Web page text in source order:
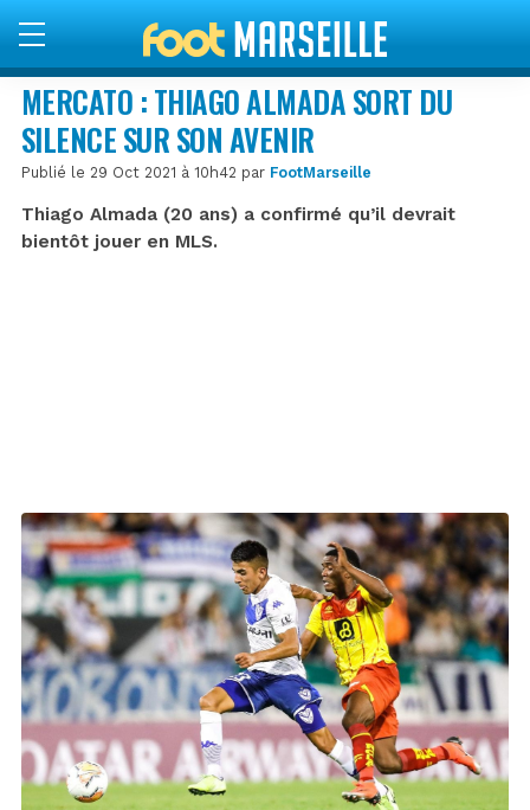
MERCATO : THIAGO ALMADA SORT DU
SILENCE SUR SON AVENIR
Publié le 29 Oct 2021 à 10h42 par FootMarseille
Thiago Almada (20 ans) a confirmé qu’il devrait
bientôt jouer en MLS.